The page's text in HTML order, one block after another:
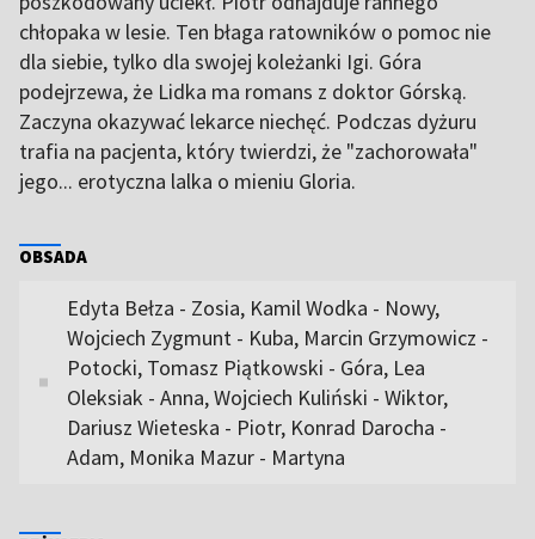
chłopaka w lesie. Ten błaga ratowników o pomoc nie
dla siebie, tylko dla swojej koleżanki Igi. Góra
podejrzewa, że Lidka ma romans z doktor Górską.
Zaczyna okazywać lekarce niechęć. Podczas dyżuru
trafia na pacjenta, który twierdzi, że "zachorowała"
jego... erotyczna lalka o mieniu Gloria.
OBSADA
Edyta Bełza - Zosia, Kamil Wodka - Nowy,
Wojciech Zygmunt - Kuba, Marcin Grzymowicz -
Potocki, Tomasz Piątkowski - Góra, Lea
Oleksiak - Anna, Wojciech Kuliński - Wiktor,
Dariusz Wieteska - Piotr, Konrad Darocha -
Adam, Monika Mazur - Martyna